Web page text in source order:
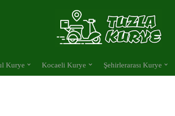
Kurye Kocaeli Kurye Şehirlerarası Kurye